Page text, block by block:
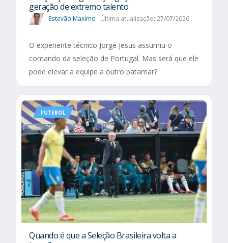
geração de extremo talento
Estevão Maximo Última atualização: 27/07/2026
O experiente técnico Jorge Jesus assumiu o
comando da seleção de Portugal. Mas será que ele
pode elevar a equipe a outro patamar?
FUTEBOL
Quando é que a Seleção Brasileira volta a